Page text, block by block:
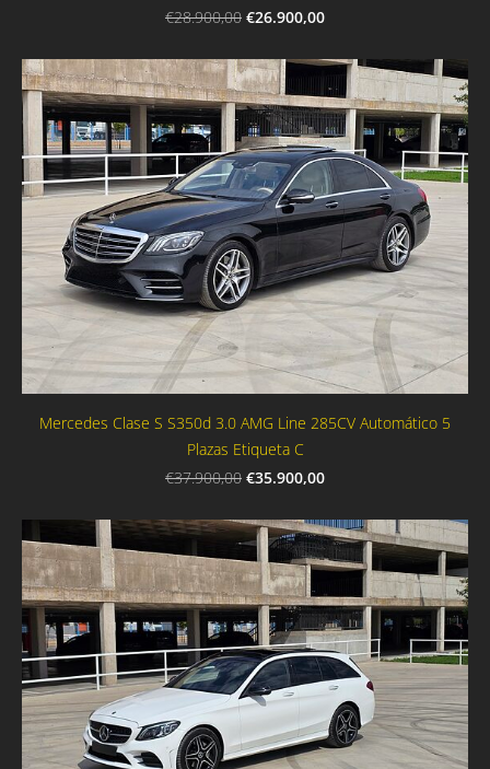
€28.900,00 €26.900,00
Mercedes Clase S S350d 3.0 AMG Line 285CV Automático 5
Plazas Etiqueta C
€37.900,00 €35.900,00